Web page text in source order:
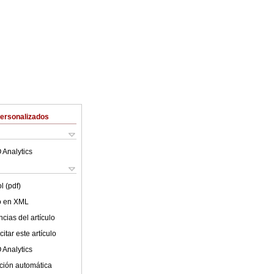
Analytics
(pdf)
en XML
del artículo
este artículo
Analytics
automática